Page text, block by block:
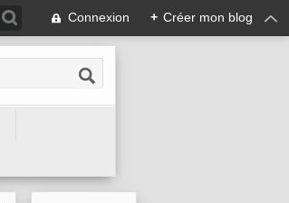
Connexion + Créer mon blog